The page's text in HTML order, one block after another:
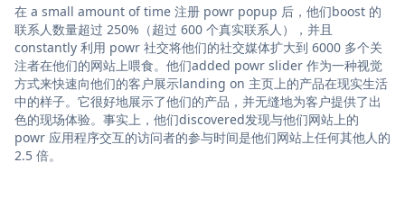
在 a small amount of time 注册 powr popup 后，他们boost 的
联系人数量超过 250%（超过 600 个真实联系人），并且
constantly 利用 powr 社交将他们的社交媒体扩大到 6000 多个关
注者在他们的网站上喂食。他们added powr slider 作为一种视觉
方式来快速向他们的客户展示landing on 主页上的产品在现实生活
中的样子。它很好地展示了他们的产品，并无缝地为客户提供了出
色的现场体验。事实上，他们discovered发现与他们网站上的
powr 应用程序交互的访问者的参与时间是他们网站上任何其他人的
2.5 倍。